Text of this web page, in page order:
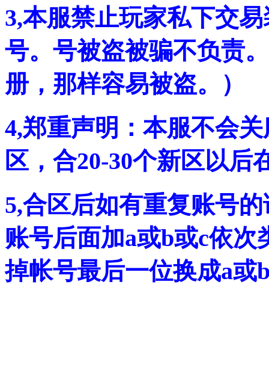
3,本服禁止玩家私下交
号。号被盗被骗不负责
册，那样容易被盗。）
4,郑重声明：本服不会
区，合20-30个新区以
5,合区后如有重复账号
账号后面加a或b或c依
掉帐号最后一位换成a或